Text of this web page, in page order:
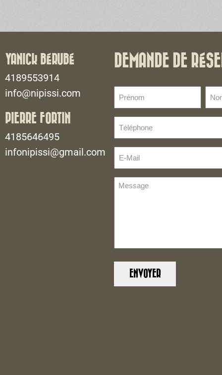
YANICK BÉRUBÉ
4189553914
info@nipissi.com
PIERRE FORTIN
4185646495
infonipissi@gmail.com
DEMANDE DE
(Nécessaire)
de
(Nécessaire)
Mail
Message